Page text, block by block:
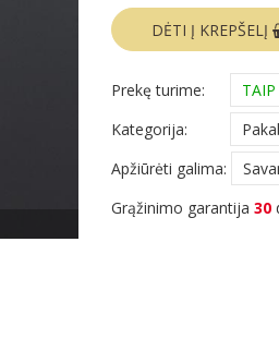
DĖTI Į KREPŠELĮ
Prekę turime: TAIP
Kategorija:
Apžiūrėti galima:
Grąžinimo garantija 30